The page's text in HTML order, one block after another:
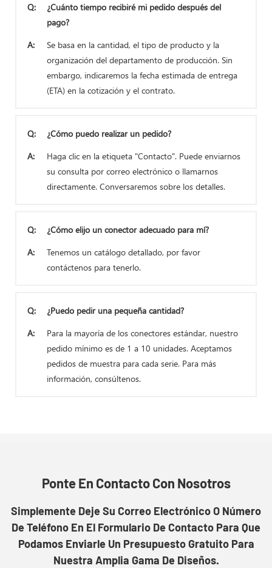
Q:
¿Cuánto tiempo recibiré mi pedido después del
pago?
A:
Se basa en la cantidad, el tipo de producto y la
organización del departamento de producción. Sin
embargo, indicaremos la fecha estimada de entrega
(ETA) en la cotización y el contrato.
Q:
¿Cómo puedo realizar un pedido?
A:
Haga clic en la etiqueta "Contacto". Puede enviarnos
su consulta por correo electrónico o llamarnos
directamente. Conversaremos sobre los detalles.
Q:
¿Cómo elijo un conector adecuado para mí?
A:
Tenemos un catálogo detallado, por favor
contáctenos para tenerlo.
Q:
¿Puedo pedir una pequeña cantidad?
A:
Para la mayoría de los conectores estándar, nuestro
pedido mínimo es de 1 a 10 unidades. Aceptamos
pedidos de muestra para cada serie. Para más
información, consúltenos.
Ponte En Contacto Con Nosotros
Simplemente Deje Su Correo Electrónico O Número
De Teléfono En El Formulario De Contacto Para Que
Podamos Enviarle Un Presupuesto Gratuito Para
Nuestra Amplia Gama De Diseños.